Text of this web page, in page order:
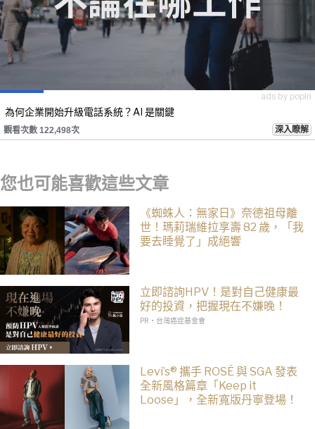
ads by popIn
為何企業開始升級電話系統？AI 是關鍵
觀看次數 122,498次 深入瞭解
您也可能喜歡這些文章
《蜘蛛人：無家日》奈德祖母離
世！瑪莉瑞維拉享壽 82 歲，「我
要去睡覺了」成絕響
立即諮詢HPV！是對自己健康最
好的投資，把握現在不嫌晚！
PR・台灣癌症基金會
Levi’s® 攜手 ROSÉ 與 SGA 發表
全新風格篇章「Keep it
Loose」，全新寬版丹寧登場！